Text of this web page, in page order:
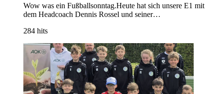
Wow was ein Fußballsonntag.Heute hat sich unsere E1 mit
dem Headcoach Dennis Rossel und seiner…
284 hits